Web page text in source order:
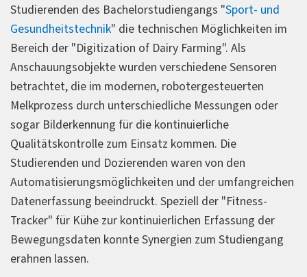
Studierenden des Bachelorstudiengangs "Sport- und
Gesundheitstechnik" die technischen Möglichkeiten im
Bereich der "Digitization of Dairy Farming". Als
Anschauungsobjekte wurden verschiedene Sensoren
betrachtet, die im modernen, robotergesteuerten
Melkprozess durch unterschiedliche Messungen oder
sogar Bilderkennung für die kontinuierliche
Qualitätskontrolle zum Einsatz kommen. Die
Studierenden und Dozierenden waren von den
Automatisierungsmöglichkeiten und der umfangreichen
Datenerfassung beeindruckt. Speziell der "Fitness-
Tracker" für Kühe zur kontinuierlichen Erfassung der
Bewegungsdaten konnte Synergien zum Studiengang
erahnen lassen.